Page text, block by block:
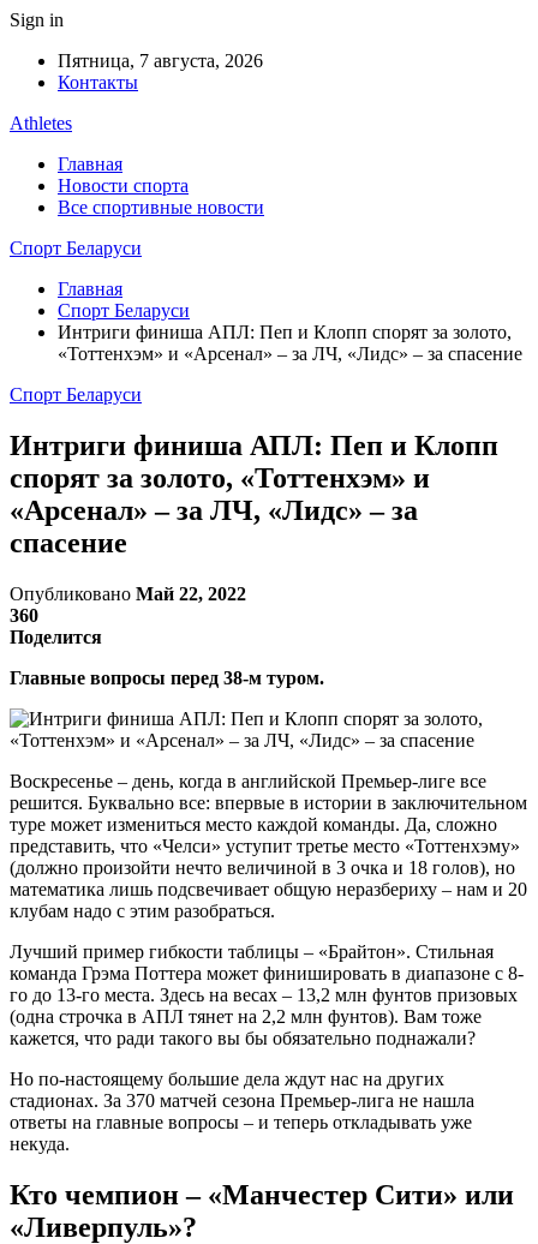
Sign in
Пятница, 7 августа, 2026
Контакты
Athletes
Главная
Новости спорта
Все спортивные новости
Спорт Беларуси
Главная
Спорт Беларуси
Интриги финиша АПЛ: Пеп и Клопп спорят за золото,
«Тоттенхэм» и «Арсенал» – за ЛЧ, «Лидс» – за спасение
Спорт Беларуси
Интриги финиша АПЛ: Пеп и Клопп
спорят за золото, «Тоттенхэм» и
«Арсенал» – за ЛЧ, «Лидс» – за
спасение
Опубликовано Май 22, 2022
360
Поделится
Главные вопросы перед 38-м туром.
Воскресенье – день, когда в английской Премьер-лиге все
решится. Буквально все: впервые в истории в заключительном
туре может измениться место каждой команды. Да, сложно
представить, что «Челси» уступит третье место «Тоттенхэму»
(должно произойти нечто величиной в 3 очка и 18 голов), но
математика лишь подсвечивает общую неразбериху – нам и 20
клубам надо с этим разобраться.
Лучший пример гибкости таблицы – «Брайтон». Стильная
команда Грэма Поттера может финишировать в диапазоне с 8-
го до 13-го места. Здесь на весах – 13,2 млн фунтов призовых
(одна строчка в АПЛ тянет на 2,2 млн фунтов). Вам тоже
кажется, что ради такого вы бы обязательно поднажали?
Но по-настоящему большие дела ждут нас на других
стадионах. За 370 матчей сезона Премьер-лига не нашла
ответы на главные вопросы – и теперь откладывать уже
некуда.
Кто чемпион – «Манчестер Сити» или
«Ливерпуль»?